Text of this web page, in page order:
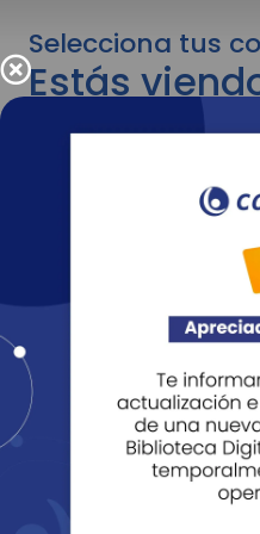
Selecciona tus
Estás
para
Para cambiar al
adelante recuerda
Entendido